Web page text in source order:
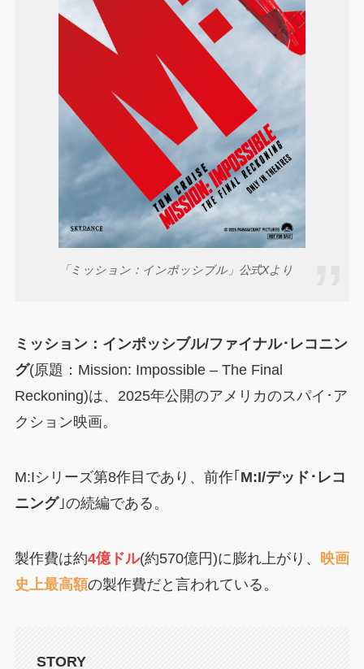
「ミッション：インポッシブル」公式Xより
ミッション：インポッシブル/ファイナル･レコニン
グ(原題：Mission: Impossible – The Final
Reckoning)は、2025年公開のアメリカのスパイ･ア
クション映画。
M:Iシリーズ第8作目であり、前作｢ M:I/デッド･レコ
ニング｣の続編である。
製作費は約4億ドル(約570億円)に膨れ上がり、
映画
史上最高額の製作費だと言われている。
STORY